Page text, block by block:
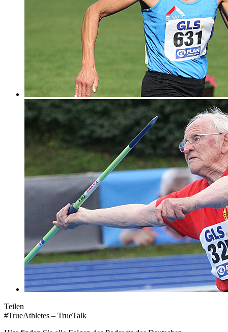
Teilen
#TrueAthletes – TrueTalk